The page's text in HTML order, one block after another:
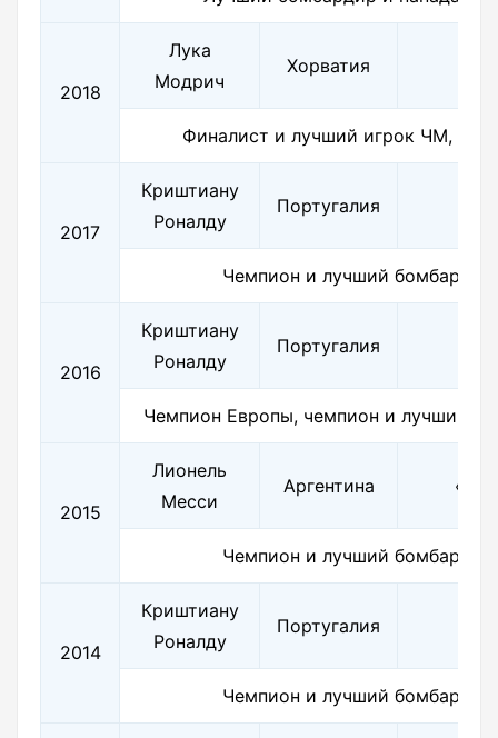
2018
Лука
Модрич
Хорватия
Финалист и лучший игрок ЧМ,
2017
Криштиану
Роналду
Португалия
Чемпион и лучший
2016
Криштиану
Роналду
Португалия
Чемпион Европы, чемпион и лучший
2015
Лионель
Месси
Аргентина
Чемпион и лучший
2014
Криштиану
Роналду
Португалия
Чемпион и лучший